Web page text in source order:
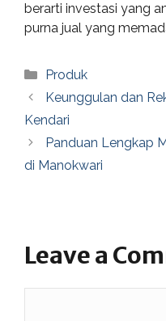
berarti investasi yang
purna jual yang
Categories
Produk
Keunggulan dan
Kendari
Panduan Lengkap
di Manokwari
Leave a